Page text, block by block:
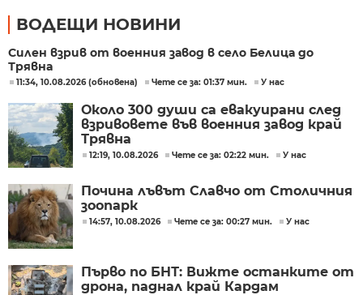
ВОДЕЩИ НОВИНИ
Силен взрив от военния завод в село Белица до
Трявна
11:34, 10.08.2026 (обновена) Чете се за: 01:37 мин. У нас
Около 300 души са евакуирани след
взривовете във военния завод край
Трявна
12:19, 10.08.2026 Чете се за: 02:22 мин. У нас
Почина лъвът Славчо от Столичния
зоопарк
14:57, 10.08.2026 Чете се за: 00:27 мин. У нас
Първо по БНТ: Вижте останките от
дрона, паднал край Кардам